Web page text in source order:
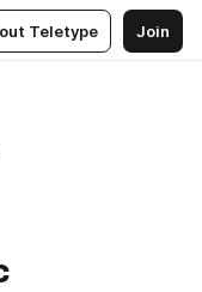
Teletype Join